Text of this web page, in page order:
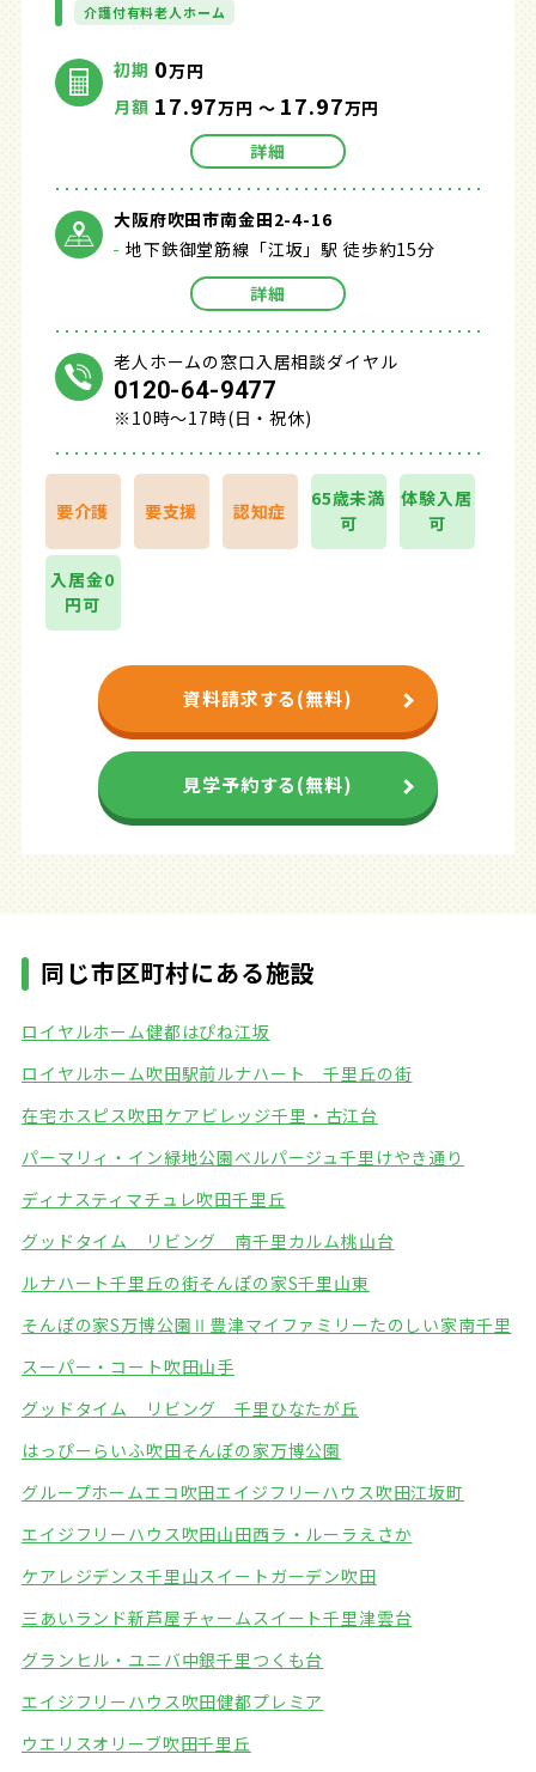
介護付有料老人ホーム
初期 0万円
月額 17.97万円 ～ 17.97万円
詳細
大阪府吹田市南金田2-4-16
地下鉄御堂筋線「江坂」駅 徒歩約15分
詳細
老人ホームの窓口入居相談ダイヤル
0120-64-9477
※10時～17時(日・祝休)
要介護 要支援 認知症
65歳未満
可
体験入居
可
入居金0
円可
資料請求する(無料)
見学予約する(無料)
同じ市区町村にある施設
ロイヤルホーム健都 はぴね江坂
ロイヤルホーム吹田駅前ルナハート 千里丘の街
在宅ホスピス吹田ケアビレッジ千里・古江台
パーマリィ・イン緑地公園ベルパージュ千里けやき通り
ディナスティマチュレ吹田千里丘
グッドタイム リビング 南千里 カルム桃山台
ルナハート千里丘の街そんぽの家S千里山東
そんぽの家S万博公園Ⅱ 豊津マイファミリーたのしい家南千里
スーパー・コート吹田山手
グッドタイム リビング 千里ひなたが丘
はっぴーらいふ吹田そんぽの家万博公園
グループホームエコ吹田エイジフリーハウス吹田江坂町
エイジフリーハウス吹田山田西ラ・ルーラえさか
ケアレジデンス千里山スイートガーデン吹田
三あいランド新芦屋チャームスイート千里津雲台
グランヒル・ユニバ中銀千里つくも台
エイジフリーハウス吹田健都プレミア
ウエリスオリーブ吹田千里丘